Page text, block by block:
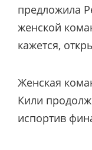
предложила
женской
кажется,
Женская
Кили
испортив